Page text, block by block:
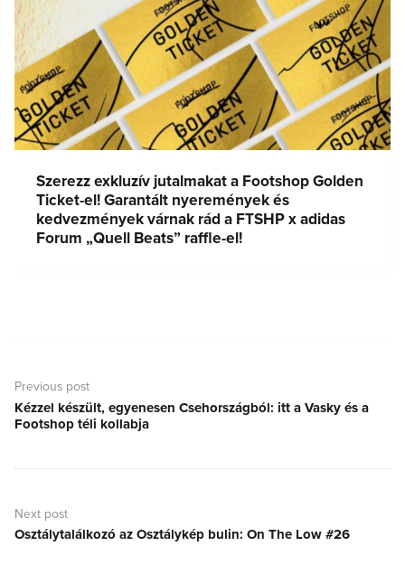
Szerezz exkluzív jutalmakat a Footshop Golden
Ticket-el! Garantált nyeremények és
kedvezmények várnak rád a FTSHP x adidas
Forum „Quell Beats” raffle-el!
navigáció
Previous post
Previous
post:
Kézzel készült, egyenesen Csehországból: itt a Vasky és a
Footshop téli kollabja
Next post
Next
Osztálytalálkozó az Osztálykép bulin: On The Low #26